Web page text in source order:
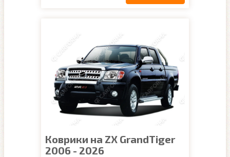
Коврики на ZX GrandTiger
2006 - 2026